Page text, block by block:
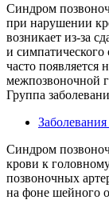
Синдром
при нарушении
возникает из-за
и
часто появляется
межпозвоночной
Группа
Синдром
крови к
позвоночных
на фоне шейного